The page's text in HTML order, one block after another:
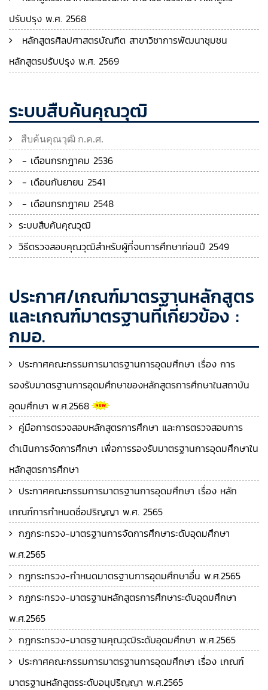
ปรับปรุง พ.ศ. 2568
หลักสูตรศิลปศาสตรบัณฑิต สาขาวิชาการพัฒนาชุมชน
หลักสูตรปรับปรุง พ.ศ. 2569
ระบบสืบค้นคุณวุฒิ
สืบค้นคุณวุฒิ ก.ค.ศ.
- เดือนกรกฎาคม 2536
- เดือนกันยายน 2541
- เดือนกรกฎาคม 2548
ระบบสืบค้นคุณวุฒิ
วิธีตรวจสอบคุณวุฒิสำหรับผู้ที่จบการศึกษาก่อนปี 2549
ประกาศ/เกณฑ์มาตรฐานหลักสูตร
และเกณฑ์มาตรฐานที่เกี่ยวข้อง :
กมอ.
ประกาศคณะกรรมการมาตรฐานการอุดมศึกษา เรื่อง การ
รองรับมาตรฐานการอุดมศึกษาของหลักสูตรการศึกษาในสถาบัน
อุดมศึกษา พ.ศ.2568
คู่มือการตรวจสอบหลักสูตรการศึกษา และการตรวจสอบการ
ดำเนินการจัดการศึกษา เพื่อการรองรับมาตรฐานการอุดมศึกษาใน
หลักสูตรการศึกษา
ประกาศคณะกรรมการมาตรฐานการอุดมศึกษา เรื่อง หลัก
เกณฑ์การกำหนดชื่อปริญญา พ.ศ. 2565
กฎกระทรวง-มาตรฐานการจัดการศึกษาระดับอุดมศึกษา
พ.ศ.2565
กฎกระทรวง-กำหนดมาตรฐานการอุดมศึกษาอื่น พ.ศ.2565
กฎกระทรวง-มาตรฐานหลักสูตรการศึกษาระดับอุดมศึกษา
พ.ศ.2565
กฎกระทรวง-มาตรฐานคุณวุฒิระดับอุดมศึกษา พ.ศ.2565
ประกาศคณะกรรมการมาตรฐานการอุดมศึกษา เรื่อง เกณฑ์
มาตรฐานหลักสูตรระดับอนุปริญญา พ.ศ.2565